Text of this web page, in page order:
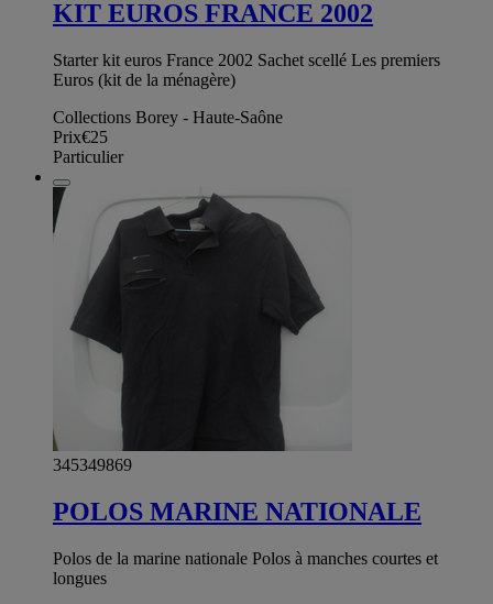
KIT EUROS FRANCE 2002
Starter kit euros France 2002 Sachet scellé Les premiers
Euros (kit de la ménagère)
Collections Borey - Haute-Saône
Prix€25
Particulier
345349869
POLOS MARINE NATIONALE
Polos de la marine nationale Polos à manches courtes et
longues